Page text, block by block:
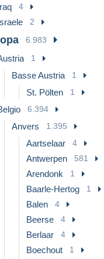
4
2
6.983
1
Basse Austria 1
St. Pölten 1
6.394
Anvers 1.395
Aartselaar 4
Antwerpen 581
Arendonk 1
Baarle-Hertog 1
Balen 4
Beerse 4
Berlaar 4
Boechout 1